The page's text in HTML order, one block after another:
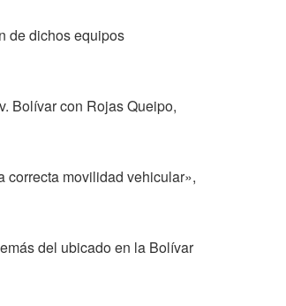
de dichos equipos
Bolívar con Rojas Queipo,
correcta movilidad vehicular»,
del ubicado en la Bolívar